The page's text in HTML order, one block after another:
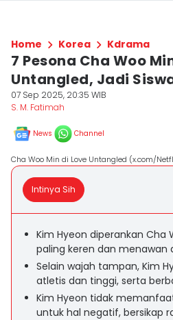
Home Korea Kdrama
7 Pesona Cha Woo
Untangled, Jadi
07 Sep 2025, 20:35 WIB
S. M. Fatimah
News Channel
Cha Woo Min di Love Untangled (x.com/
Intinya Sih
Kim Hyeon diperankan Cha
paling keren dan menawan
Selain wajah tampan, Kim
atletis dan tinggi, serta
Kim Hyeon tidak
untuk hal negatif, bersikap